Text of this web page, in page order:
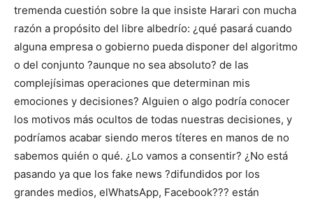
tremenda cuestión sobre la que insiste Harari con mucha
razón a propósito del libre albedrío: ¿qué pasará cuando
alguna empresa o gobierno pueda disponer del algoritmo
o del conjunto ?aunque no sea absoluto? de las
complejísimas operaciones que determinan mis
emociones y decisiones? Alguien o algo podría conocer
los motivos más ocultos de todas nuestras decisiones, y
podríamos acabar siendo meros títeres en manos de no
sabemos quién o qué. ¿Lo vamos a consentir? ¿No está
pasando ya que los fake news ?difundidos por los
grandes medios, elWhatsApp, Facebook??? están